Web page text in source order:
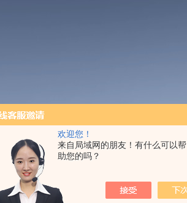
欢迎您！
来自局域网的朋友！有什么可以帮
助您的吗？